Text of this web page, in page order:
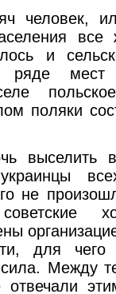
человек,
и
мест
поляки
выселить
не
для чего
Между